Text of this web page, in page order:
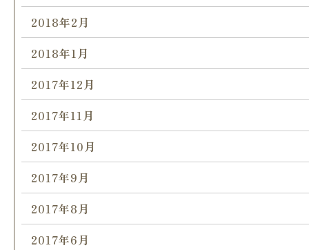
2018年2月
2018年1月
2017年12月
2017年11月
2017年10月
2017年9月
2017年8月
2017年6月